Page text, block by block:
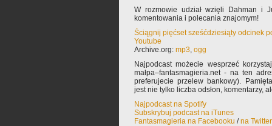
W rozmowie udział wzięli Dahman i
komentowania i polecania znajomym!
Ściągnij pięćset sześćdziesiąty odcinek
Youtube
Archive.org: mp3, ogg
Najpodcast możecie wesprzeć
małpa–fantasmagieria.net - na ten
preferujecie przelew bankowy).
jest nie tylko liczba odsłon, komentarzy,
Najpodcast na Spotify
Subskrybuj podcast na iTunes
Fantasmagieria na Facebooku /na